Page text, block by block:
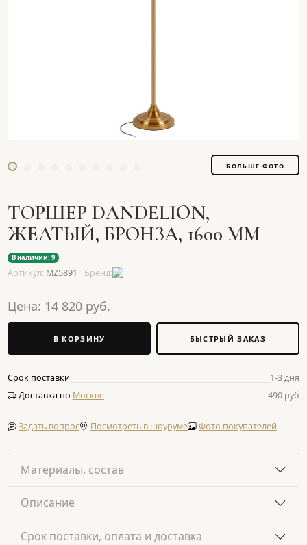
БОЛЬШЕ ФОТО
ТОРШЕР DANDELION,
ЖЕЛТЫЙ, БРОНЗА, 1600 ММ
В наличии: 9
Артикул: MZ5891 Бренд:
Цена: 14 820руб.
В КОРЗИНУ БЫСТРЫЙ ЗАКАЗ
Срок поставки
1-3 дня
Доставка по Москве 490 руб
Задать вопрос Посмотреть в шоуруме Фото покупателей
Материалы, состав
Описание
Срок поставки, оплата и доставка